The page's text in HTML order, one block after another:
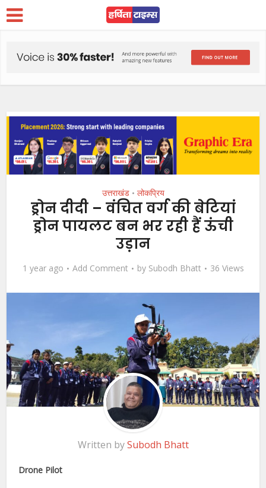
उत्तराखंड • लोकप्रिय
ड्रोन दीदी – वंचित वर्ग की बेटियां
ड्रोन पायलट बन भर रही हैं ऊंची
उड़ान
1 year ago Add Comment by Subodh Bhatt 36 Views
Written bySubodh Bhatt
Drone Pilot